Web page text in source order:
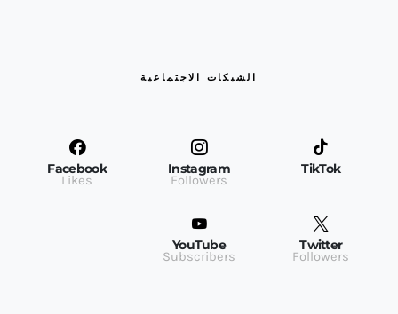
الشبكات الاجتماعية
TikTok
Instagram
Followers
Facebook
Likes
Twitter
Followers
YouTube
Subscribers